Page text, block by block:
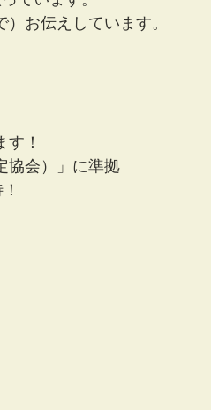
お伝えしています。
！
協会）」に準拠